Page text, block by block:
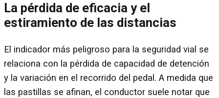
La pérdida de eficacia y el
estiramiento de las distancias
El indicador más peligroso para la seguridad vial se
relaciona con la pérdida de capacidad de detención
y la variación en el recorrido del pedal. A medida que
las pastillas se afinan, el conductor suele notar que